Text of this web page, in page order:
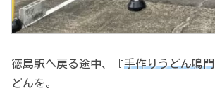
徳島駅へ戻る途中、『手作りうどん鳴門
どんを。